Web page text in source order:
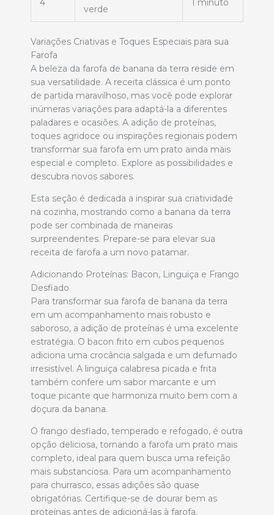
verde
Variações Criativas e Toques Especiais para sua
Farofa
A beleza da farofa de banana da terra reside em
sua versatilidade. A receita clássica é um ponto
de partida maravilhoso, mas você pode explorar
inúmeras variações para adaptá-la a diferentes
paladares e ocasiões. A adição de proteínas,
toques agridoce ou inspirações regionais podem
transformar sua farofa em um prato ainda mais
especial e completo. Explore as possibilidades e
descubra novos sabores.
Esta seção é dedicada a inspirar sua criatividade
na cozinha, mostrando como a banana da terra
pode ser combinada de maneiras
surpreendentes. Prepare-se para elevar sua
receita de farofa a um novo patamar.
Adicionando Proteínas: Bacon, Linguiça e Frango
Desfiado
Para transformar sua farofa de banana da terra
em um acompanhamento mais robusto e
saboroso, a adição de proteínas é uma excelente
estratégia. O bacon frito em cubos pequenos
adiciona uma crocância salgada e um defumado
irresistível. A linguiça calabresa picada e frita
também confere um sabor marcante e um
toque picante que harmoniza muito bem com a
doçura da banana.
O frango desfiado, temperado e refogado, é outra
opção deliciosa, tornando a farofa um prato mais
completo, ideal para quem busca uma refeição
mais substanciosa. Para um acompanhamento
para churrasco, essas adições são quase
obrigatórias. Certifique-se de dourar bem as
proteínas antes de adicioná-las à farofa.